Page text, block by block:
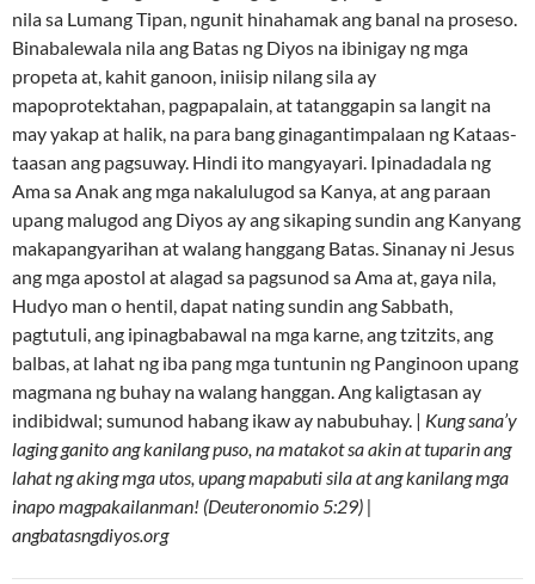
nila sa Lumang Tipan, ngunit hinahamak ang banal na proseso.
Binabalewala nila ang Batas ng Diyos na ibinigay ng mga
propeta at, kahit ganoon, iniisip nilang sila ay
mapoprotektahan, pagpapalain, at tatanggapin sa langit na
may yakap at halik, na para bang ginagantimpalaan ng Kataas-
taasan ang pagsuway. Hindi ito mangyayari. Ipinadadala ng
Ama sa Anak ang mga nakalulugod sa Kanya, at ang paraan
upang malugod ang Diyos ay ang sikaping sundin ang Kanyang
makapangyarihan at walang hanggang Batas. Sinanay ni Jesus
ang mga apostol at alagad sa pagsunod sa Ama at, gaya nila,
Hudyo man o hentil, dapat nating sundin ang Sabbath,
pagtutuli, ang ipinagbabawal na mga karne, ang tzitzits, ang
balbas, at lahat ng iba pang mga tuntunin ng Panginoon upang
magmana ng buhay na walang hanggan. Ang kaligtasan ay
indibidwal; sumunod habang ikaw ay nabubuhay. | Kung sana’y
laging ganito ang kanilang puso, na matakot sa akin at tuparin ang
lahat ng aking mga utos, upang mapabuti sila at ang kanilang mga
inapo magpakailanman! (Deuteronomio 5:29) |
angbatasngdiyos.org